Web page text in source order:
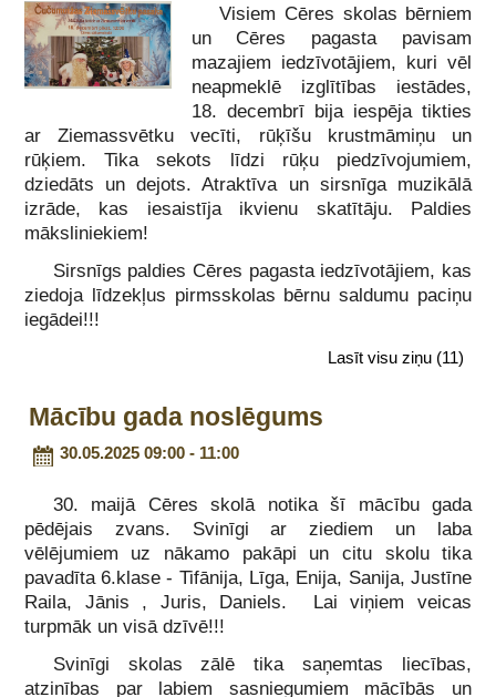
Visiem Cēres skolas bērniem
un Cēres pagasta pavisam
mazajiem iedzīvotājiem, kuri vēl
neapmeklē izglītības iestādes,
18. decembrī bija iespēja tikties
ar Ziemassvētku vecīti, rūķīšu krustmāmiņu un
rūķiem. Tika sekots līdzi rūķu piedzīvojumiem,
dziedāts un dejots. Atraktīva un sirsnīga muzikālā
izrāde, kas iesaistīja ikvienu skatītāju. Paldies
māksliniekiem!
Sirsnīgs paldies Cēres pagasta iedzīvotājiem, kas
ziedoja līdzekļus pirmsskolas bērnu saldumu paciņu
iegādei!!!
Lasīt visu ziņu (11)
Mācību gada noslēgums
30.05.2025 09:00 - 11:00
30. maijā Cēres skolā notika šī mācību gada
pēdējais zvans. Svinīgi ar ziediem un laba
vēlējumiem uz nākamo pakāpi un citu skolu tika
pavadīta 6.klase - Tifānija, Līga, Enija, Sanija, Justīne
Raila, Jānis , Juris, Daniels. Lai viņiem veicas
turpmāk un visā dzīvē!!!
Svinīgi skolas zālē tika saņemtas liecības,
atzinības par labiem sasniegumiem mācībās un